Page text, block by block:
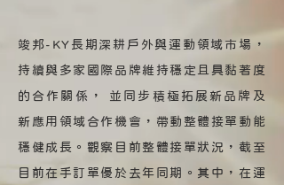
竣邦-KY長期深耕戶外與運動領域市場，
持續與多家國際品牌維持穩定且具黏著度
的合作關係， 並同步積極拓展新品牌及
新應用領域合作機會，帶動整體接單動能
穩健成長。觀察目前整體接單狀況，截至
目前在手訂單優於去年同期。其中，在運